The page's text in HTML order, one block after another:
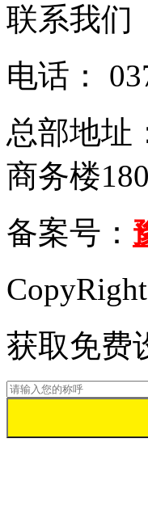
联系我们
电话：
总部地址
商务楼
备案号：
获取免费